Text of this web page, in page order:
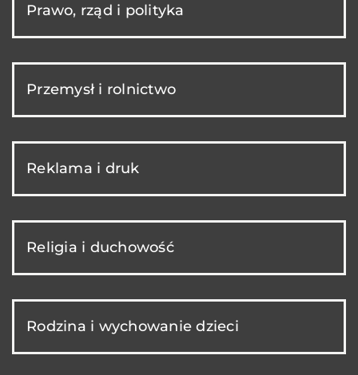
Prawo, rząd i polityka
Przemysł i rolnictwo
Reklama i druk
Religia i duchowość
Rodzina i wychowanie dzieci